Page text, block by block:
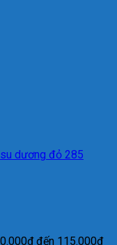
đến 115.000₫